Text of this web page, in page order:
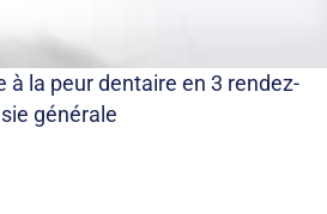
à la peur dentaire en 3 rendez-
générale